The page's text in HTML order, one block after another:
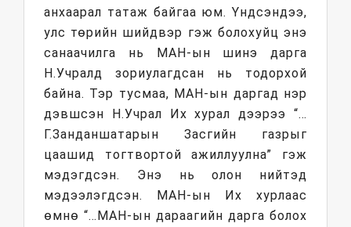
анхаарал татаж байгаа юм. Үндсэндээ,
улс төрийн шийдвэр гэж болохуйц энэ
санаачилга нь МАН-ын шинэ дарга
Н.Учралд зориулагдсан нь тодорхой
байна. Тэр тусмаа, МАН-ын даргад нэр
дэвшсэн Н.Учрал Их хурал дээрээ “…
Г.Занданшатарын Засгийн газрыг
цаашид тогтвортой ажиллуулна” гэж
мэдэгдсэн. Энэ нь олон нийтэд
мэдээлэгдсэн. МАН-ын Их хурлаас
өмнө “…МАН-ын дараагийн дарга болох